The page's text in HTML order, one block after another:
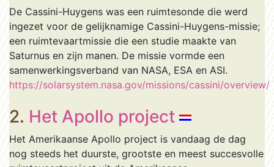
De Cassini-Huygens was een ruimtesonde die werd
ingezet voor de gelijknamige Cassini-Huygens-missie;
een ruimtevaartmissie die een studie maakte van
Saturnus en zijn manen. De missie vormde een
samenwerkingsverband van NASA, ESA en ASI.
https://solarsystem.nasa.gov/missions/cassini/overview/
2. Het Apollo project
Het Amerikaanse Apollo project is vandaag de dag
nog steeds het duurste, grootste en meest succesvolle